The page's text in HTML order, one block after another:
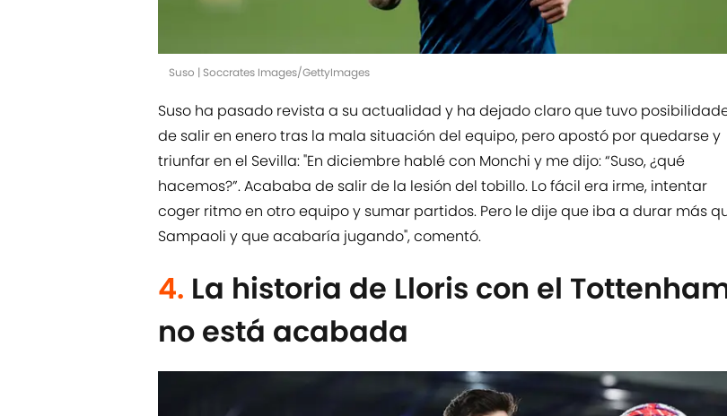
Suso | Soccrates Images/GettyImages
Suso ha pasado revista a su actualidad y ha dejado claro que tuvo
de salir en enero tras la mala situación del equipo, pero apostó por quedarse y
triunfar en el Sevilla: "En diciembre hablé con Monchi y me dijo: “Suso, ¿qué
hacemos?”. Acababa de salir de la lesión del tobillo. Lo fácil era irme, intentar
coger ritmo en otro equipo y sumar partidos. Pero le dije que iba a durar más
Sampaoli y que acabaría jugando", comentó.
4. La historia de Lloris con el
no está acabada